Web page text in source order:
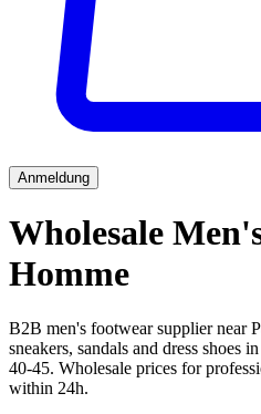
Anmeldung
Wholesale
Homme
B2B men's footwear supplier near
sneakers, sandals and dress shoes
40-45. Wholesale prices for
within 24h.